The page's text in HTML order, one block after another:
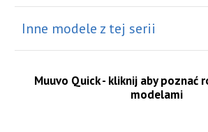
Inne modele z tej serii
Muuvo Quick - kliknij aby poznać
modelami